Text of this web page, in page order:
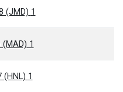
1 AED = 43.0038 (JMD)
1 AED = 2.6696 (MAD)
1 AED = 6.7717 (HNL)